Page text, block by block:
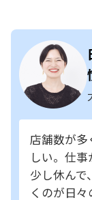
店舗数が多
しい。仕
少し休んで
くのが日